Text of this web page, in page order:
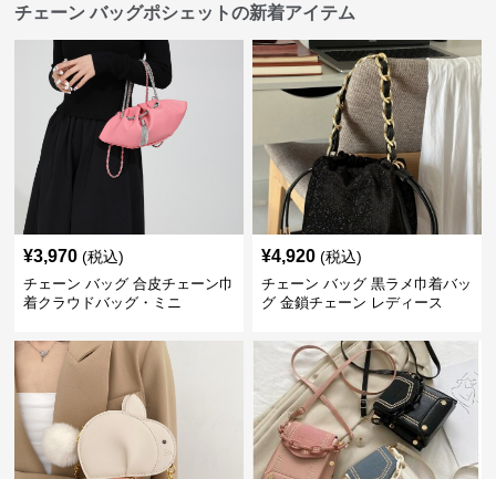
チェーン バッグポシェットの新着アイテム
¥3,970 (税込)
チェーン バッグ 合皮チェーン巾
着クラウドバッグ・ミニ
¥4,920 (税込)
チェーン バッグ 黒ラメ巾着バッ
グ 金鎖チェーン レディース